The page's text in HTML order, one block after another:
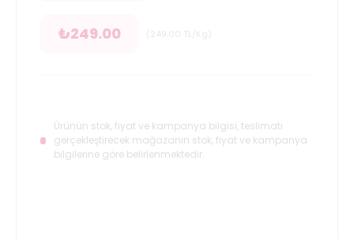
₺249.00
Ürünün stok, fiyat ve kampanya bilgisi, teslimatı
gerçekleştirecek mağazanın stok, fiyat ve kampanya
bilgilerine göre belirlenmektedir.